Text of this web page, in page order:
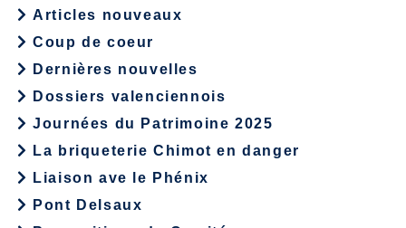
Articles nouveaux
Coup de coeur
Dernières nouvelles
Dossiers valenciennois
Journées du Patrimoine 2025
La briqueterie Chimot en danger
Liaison ave le Phénix
Pont Delsaux